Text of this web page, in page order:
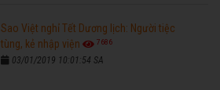
Sao Việt nghỉ Tết Dương lịch: Người tiệc
tùng, kẻ nhập viện
7686
03/01/2019 10:01:54 SA